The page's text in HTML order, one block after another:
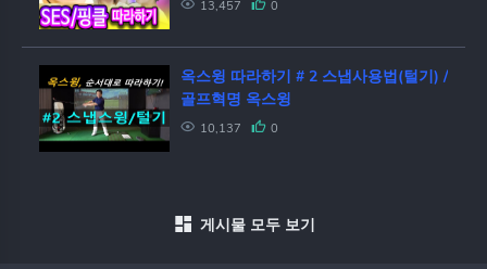
13,457 0
옥스윙 따라하기 # 2 스냅사용법(털기) /
골프혁명 옥스윙
10,137 0
게시물 모두 보기